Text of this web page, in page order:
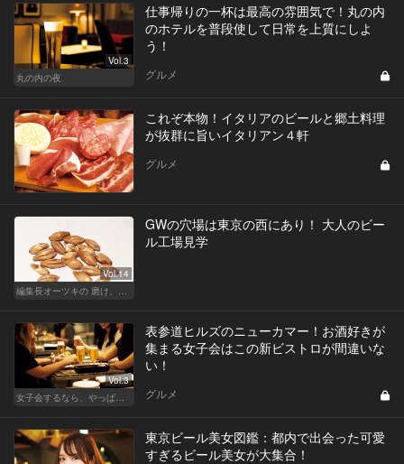
Vol.3
丸の内の夜
仕事帰りの一杯は最高の雰囲気で！丸の内
のホテルを普段使して日常を上質にしよ
う！
グルメ
これぞ本物！イタリアのビールと郷土料理
が抜群に旨いイタリアン４軒
グルメ
Vol.14
GWの穴場は東京の西にあり！ 大人のビー
ル工場見学
Vol.3
表参道ヒルズのニューカマー！お酒好きが
集まる女子会はこの新ビストロが間違いな
い！
グルメ
東京ビール美女図鑑：都内で出会った可愛
すぎるビール美女が大集合！